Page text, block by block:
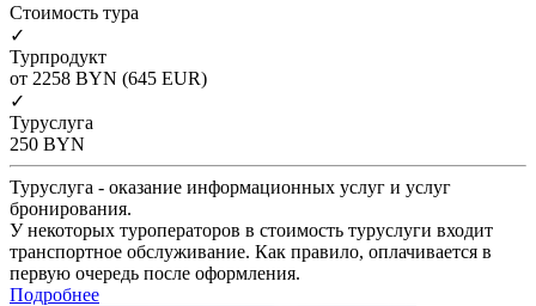
Cтоимость тура
✓
Турпродукт
от 2258 BYN (645 EUR)
✓
Туруслуга
250 BYN
Туруслуга - оказание информационных услуг и услуг
бронирования.
У некоторых туроператоров в стоимость туруслуги входит
транспортное обслуживание. Как правило, оплачивается в
первую очередь после оформления.
Подробнее